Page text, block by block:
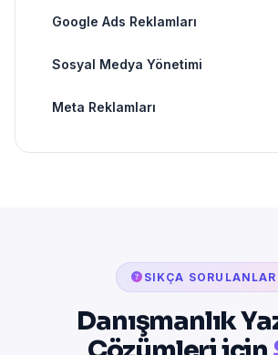
Google Ads Reklamları
Sosyal Medya Yönetimi
Meta Reklamları
SIKÇA SORULANLAR
Danışmanlık